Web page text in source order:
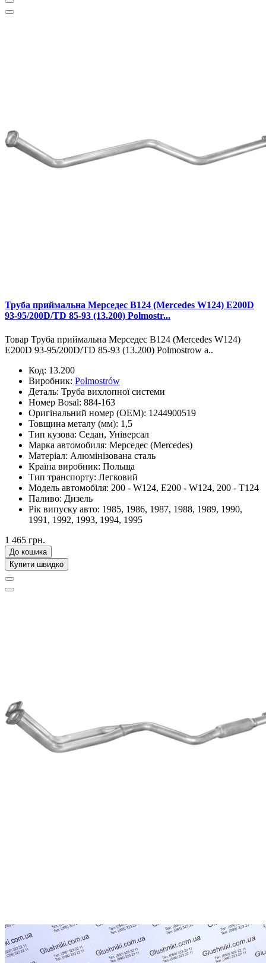
Труба приймальна Мерседес В124 (Mercedes W124) E200D
93-95/200D/TD 85-93 (13.200) Polmostr...
Товар Труба приймальна Мерседес В124 (Mercedes W124)
E200D 93-95/200D/TD 85-93 (13.200) Polmostrow а..
Код: 13.200
Виробник: Polmostrów
Деталь: Труба вихлопної системи
Номер Bosal: 884-163
Оригінальний номер (OEM): 1244900519
Товщина металу (мм): 1,5
Тип кузова: Седан, Універсал
Марка автомобиля: Мерседес (Mercedes)
Матеріал: Алюмінізована сталь
Країна виробник: Польща
Тип транспорту: Легковий
Модель автомобіля: 200 - W124, E200 - W124, 200 - T124
Паливо: Дизель
Рік випуску авто: 1985, 1986, 1987, 1988, 1989, 1990,
1991, 1992, 1993, 1994, 1995
1 465 грн.
До кошика
Купити швидко